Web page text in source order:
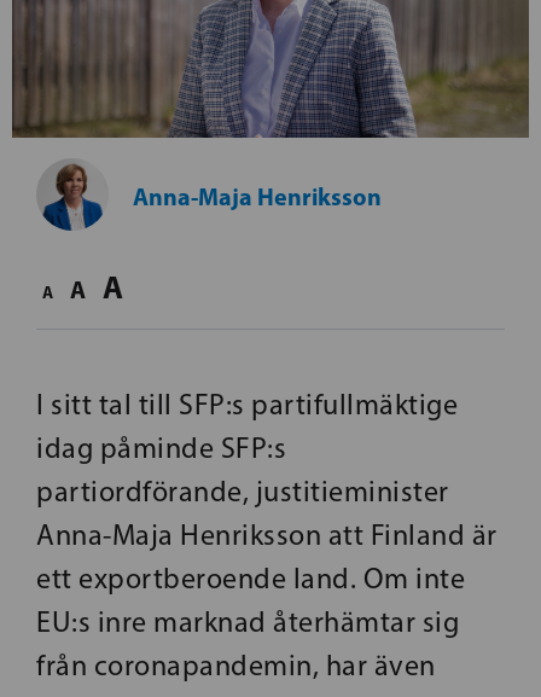
Anna-Maja Henriksson
A A A
I sitt tal till SFP:s partifullmäktige
idag påminde SFP:s
partiordförande, justitieminister
Anna-Maja Henriksson att Finland är
ett exportberoende land. Om inte
EU:s inre marknad återhämtar sig
från coronapandemin, har även